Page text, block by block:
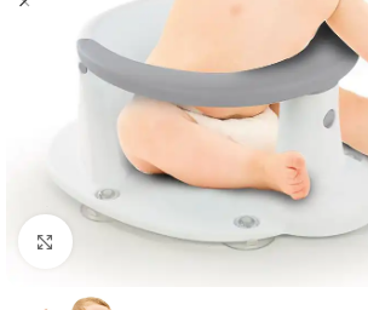
Click to enlarge